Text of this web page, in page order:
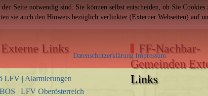
Externe Links
LFV | Alarmierungen
| LFV Oberösterreich
FF-Nachbar-
Gemeinden
Links
Seite notwendig sind. Sie können selbst entscheiden, ob Sie
sie auch den Hinweis bezüglich verlinkter (Externer Webseiten) auf
Datenschutzerklärung Impressum